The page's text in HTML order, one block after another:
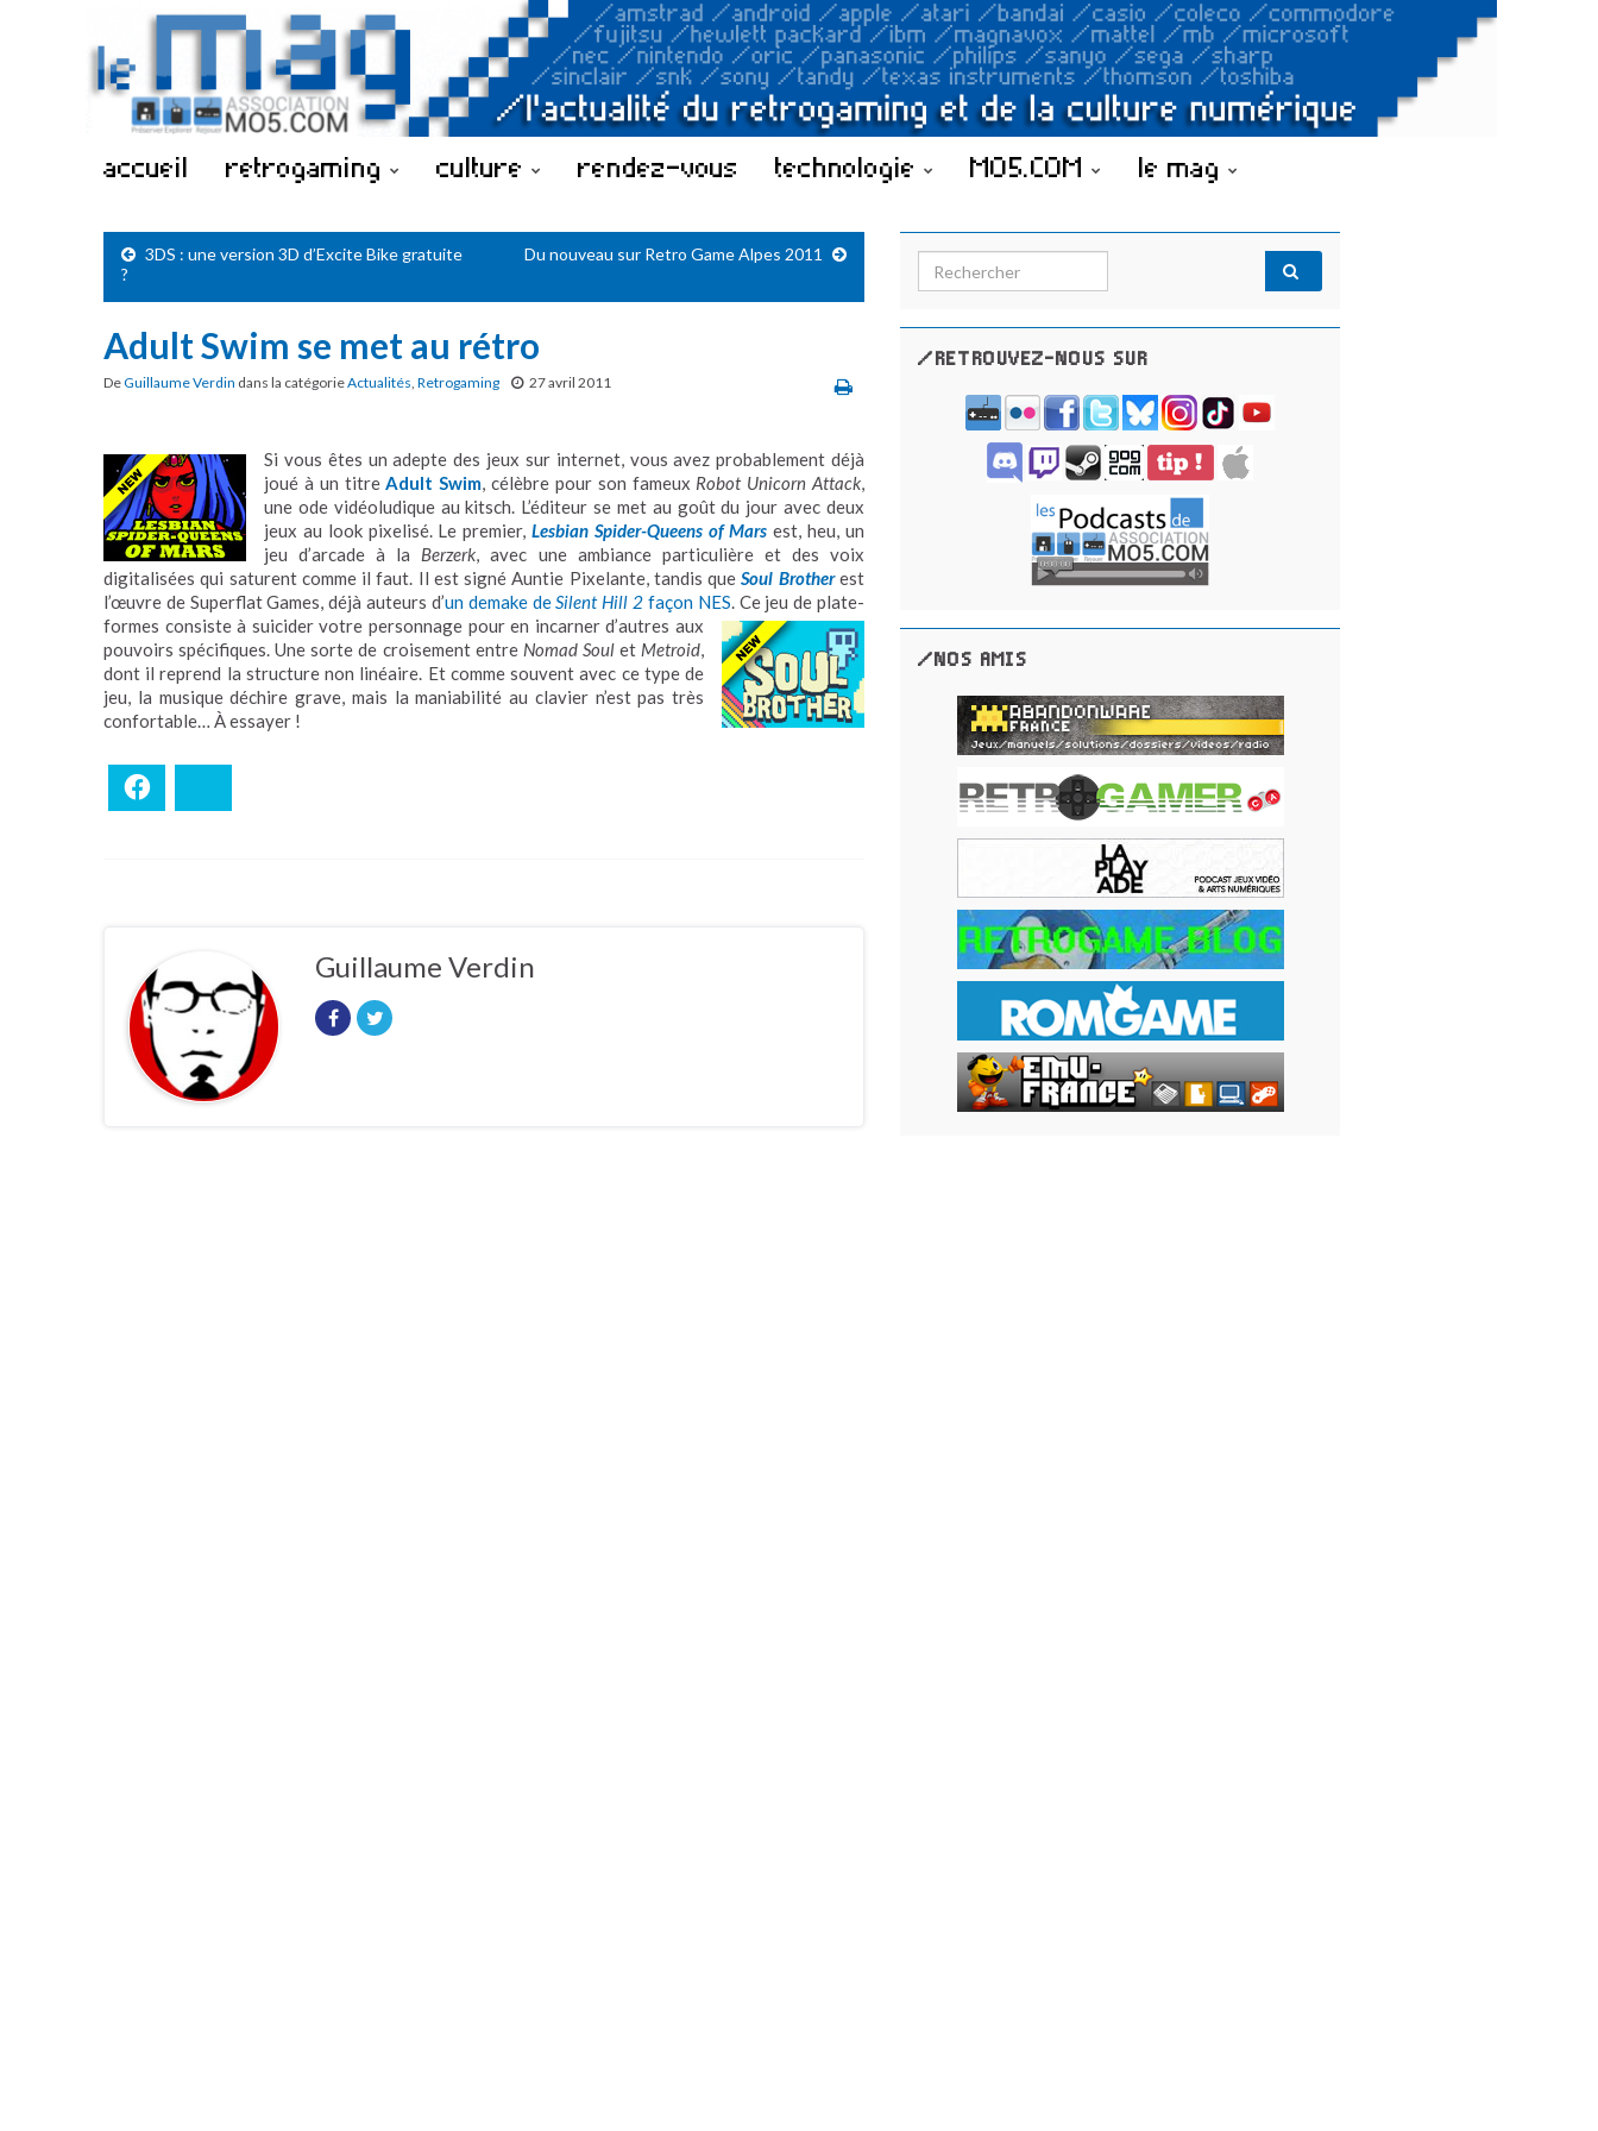
accueil retrogaming culture rendez-vous technologie MO5.COM le mag
3DS : une version 3D d’Excite Bike gratuite
?
Du nouveau sur Retro Game Alpes 2011
Adult Swim se met au rétro
DeGuillaume Verdin dans la catégorieActualités, Retrogaming 27 avril 2011
Si vous êtes un adepte des jeux sur internet, vous avez probablement déjà
joué à un titreAdult Swim, célèbre pour son fameux Robot Unicorn Attack,
une ode vidéoludique au kitsch. L’éditeur se met au goût du jour avec deux
jeux au look pixelisé. Le premier, Lesbian Spider-Queens of Mars est, heu, un
jeu d’arcade à la Berzerk, avec une ambiance particulière et des voix
digitalisées qui saturent comme il faut. Il est signé Auntie Pixelante, tandis queSoul Brotherest
l’œuvre de Superflat Games, déjà auteurs d’un demake deSilent Hill 2 façon NES. Ce jeu de plate-
formes consiste à suicider votre personnage pour en incarner d’autres aux
pouvoirs spécifiques. Une sorte de croisement entre Nomad Soulet Metroid,
dont il reprend la structure non linéaire. Et comme souvent avec ce type de
jeu, la musique déchire grave, mais la maniabilité au clavier n’est pas très
confortable… À essayer !
Guillaume Verdin
Search for:
/RETROUVEZ-NOUS SUR
/NOS AMIS